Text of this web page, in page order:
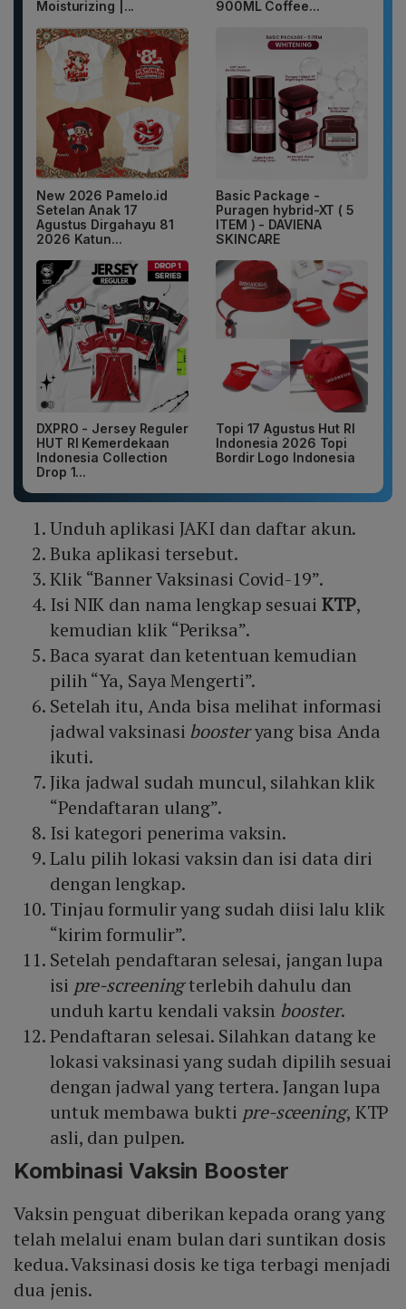
Moisturizing |...
900ML Coffee...
New 2026 Pamelo.id
Setelan Anak 17
Agustus Dirgahayu 81
2026 Katun...
Basic Package -
Puragen hybrid-XT ( 5
ITEM ) - DAVIENA
SKINCARE
DXPRO - Jersey Reguler
HUT RI Kemerdekaan
Indonesia Collection
Drop 1...
Topi 17 Agustus Hut RI
Indonesia 2026 Topi
Bordir Logo Indonesia
Unduh aplikasi JAKI dan daftar akun.
Buka aplikasi tersebut.
Klik “Banner Vaksinasi Covid-19”.
Isi NIK dan nama lengkap sesuai KTP,
kemudian klik “Periksa”.
Baca syarat dan ketentuan kemudian
pilih “Ya, Saya Mengerti”.
Setelah itu, Anda bisa melihat informasi
jadwal vaksinasi boosteryang bisa Anda
ikuti.
Jika jadwal sudah muncul, silahkan klik
“Pendaftaran ulang”.
Isi kategori penerima vaksin.
Lalu pilih lokasi vaksin dan isi data diri
dengan lengkap.
Tinjau formulir yang sudah diisi lalu klik
“kirim formulir”.
Setelah pendaftaran selesai, jangan lupa
isi pre-screeningterlebih dahulu dan
unduh kartu kendali vaksin booster.
Pendaftaran selesai. Silahkan datang ke
lokasi vaksinasi yang sudah dipilih sesuai
dengan jadwal yang tertera. Jangan lupa
untuk membawa bukti pre-sceening, KTP
asli, dan pulpen.
Kombinasi Vaksin Booster
Vaksin penguat diberikan kepada orang yang
telah melalui enam bulan dari suntikan dosis
kedua. Vaksinasi dosis ke tiga terbagi menjadi
dua jenis.